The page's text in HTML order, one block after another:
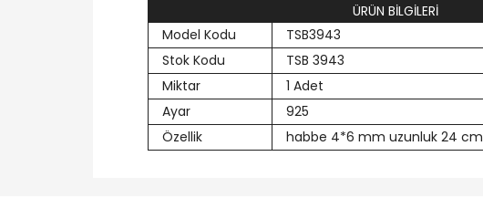
ÜRÜN BİLGİLERİ
Model Kodu
TSB3943
Stok Kodu
TSB 3943
Miktar
1 Adet
Ayar
925
Özellik
habbe 4*6 mm uzunluk 24 cm